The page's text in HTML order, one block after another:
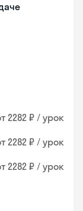
2282 ₽ / урок
2282 ₽ / урок
2282 ₽ / урок